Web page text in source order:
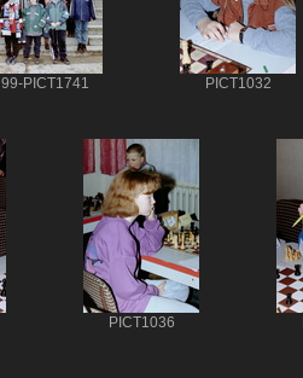
99-PICT1741 PICT1032
PICT1036